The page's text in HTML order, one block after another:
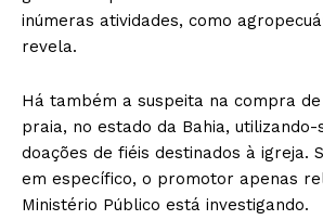
inúmeras atividades, como
revela.
Há também a suspeita na compra
praia, no estado da Bahia, utilizando-
doações de fiéis destinados à igreja.
em específico, o promotor apenas
Ministério Público está investigando.